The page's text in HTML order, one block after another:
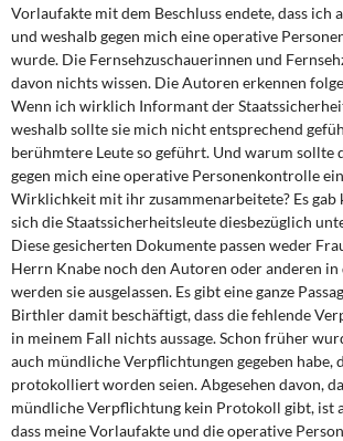
Vorlaufakte mit dem Beschluss endete, dass ich
und weshalb gegen mich eine operative
wurde. Die Fernsehzuschauerinnen und
davon nichts wissen. Die Autoren erkennen
Wenn ich wirklich Informant der
weshalb sollte sie mich nicht entspre­chend
berühmtere Leute so geführt. Und warum sollte
gegen mich eine operative Personenkontrolle
Wirklichkeit mit ihr zusammenarbeitete? Es gab
sich die Staatssi­cherheitsleute diesbezüglich
Diese gesicherten Dokumente passen weder
Herrn Knabe noch den Autoren oder anderen in
werden sie ausgelassen. Es gibt eine ganze
Birthler damit beschäftigt, dass die fehlende
in meinem Fall nichts aussage. Schon früher
auch mündliche Verpflichtungen gegeben habe,
protokolliert worden seien. Abgesehen davon,
mündliche Verpflichtung kein Protokoll gibt, ist
dass meine Vorlaufakte und die operative